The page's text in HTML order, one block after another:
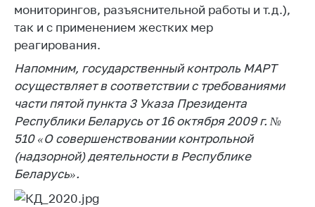
Идеологическая
работа
Официальные
геральдические
символы
5 лет МАРТ
Деятельность
Ценовая политика
Антимонопольное
регулирование и
мониторингов, разъяснительной работы и т.д.),
так и с применением жестких мер
реагирования.
Напомним, государственный контроль МАРТ
осуществляет в соответствии с требованиями
части пятой пункта 3 Указа Президента
Республики Беларусь от 16 октября 2009 г. №
510 «О совершенствовании контрольной
(надзорной) деятельности в Республике
Беларусь».